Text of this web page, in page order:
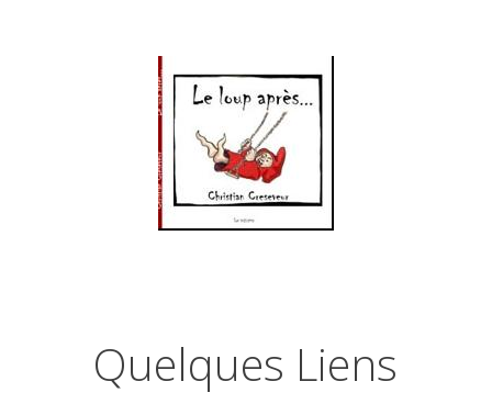
Quelques Liens